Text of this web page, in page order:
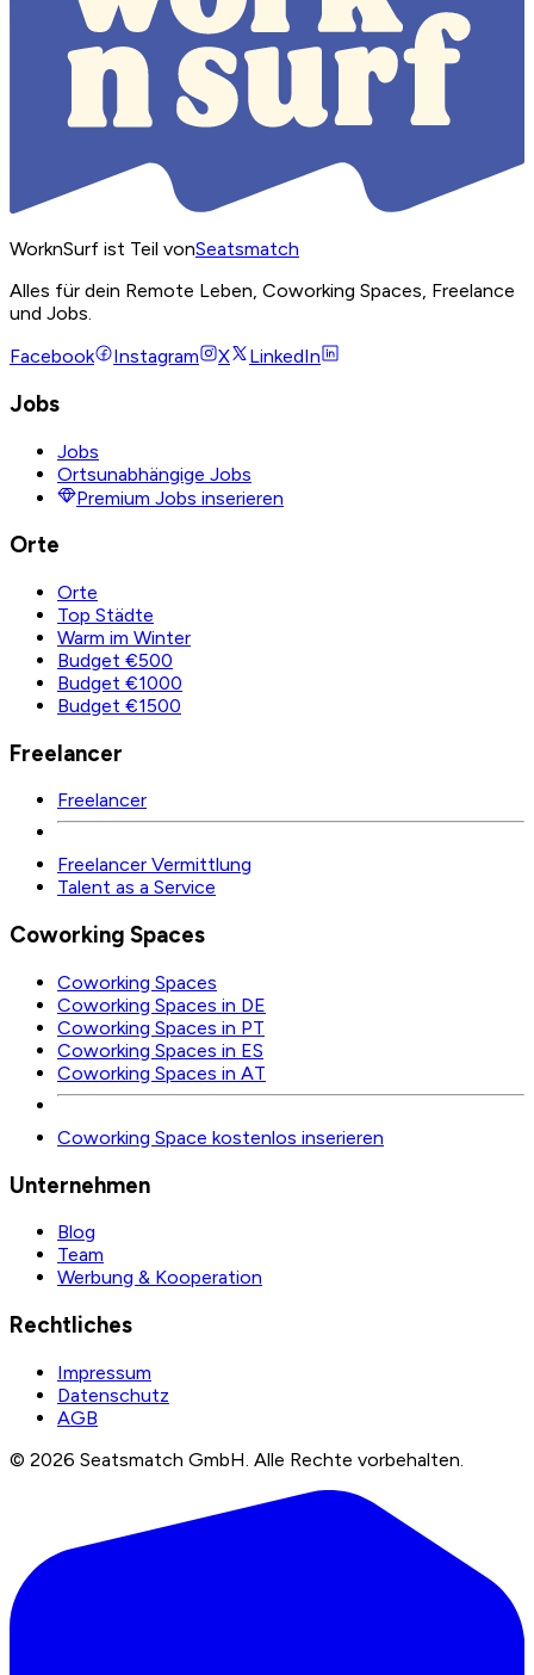
WorknSurf ist Teil vonSeatsmatch
Alles für dein Remote Leben, Coworking Spaces, Freelance
und Jobs.
Facebook
Instagram X LinkedIn
Jobs
Jobs
Ortsunabhängige Jobs
Premium Jobs inserieren
Orte
Orte
Top Städte
Warm im Winter
Budget €500
Budget €1000
Budget €1500
Freelancer
Freelancer
Freelancer Vermittlung
Talent as a Service
Coworking Spaces
Coworking Spaces
Coworking Spaces in DE
Coworking Spaces in PT
Coworking Spaces in ES
Coworking Spaces in AT
Coworking Space kostenlos inserieren
Unternehmen
Blog
Team
Werbung & Kooperation
Rechtliches
Impressum
Datenschutz
AGB
© 2026 Seatsmatch GmbH. Alle Rechte vorbehalten.